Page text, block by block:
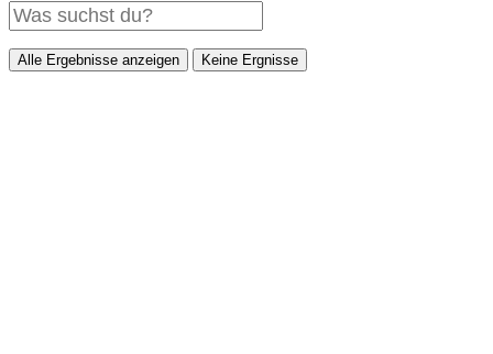
Alle Ergebnisse anzeigen Keine Ergnisse